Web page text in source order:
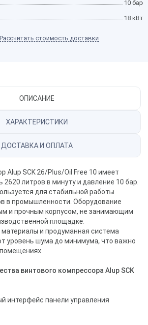
10 бар
18 кВт
Рассчитать стоимость доставки
ОПИСАНИЕ
ХАРАКТЕРИСТИКИ
ДОСТАВКА И ОПЛАТА
Alup SCK 26/Plus/Oil Free 10 имеет
2620 литров в минуту и давление 10 бар.
для стабильной работы
в промышленности. Оборудование
и прочным корпусом, не занимающим
площадке.
и продуманная система
уровень шума до минимума, что важно
винтового компрессора Alup SCK
интерфейс панели управления